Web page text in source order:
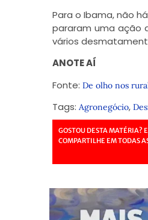
Para o Ibama, não
pararam uma ação
vários
ANOTE AÍ
Fonte: De olho nos
Tags: Agronegócio,
GOSTOU DESTA MATÉRIA?
COMPARTILHE EM TODAS